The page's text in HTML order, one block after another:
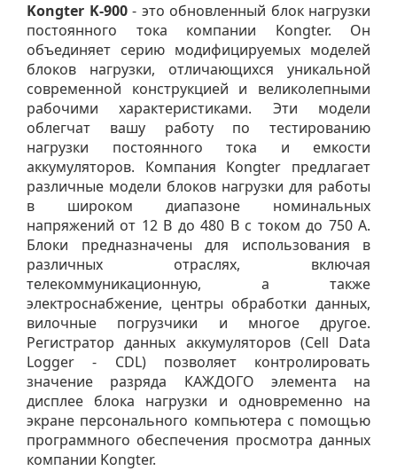
Kongter K-900- это обновленный блок нагрузки
постоянного тока компании Kongter. Он
объединяет серию модифицируемых моделей
блоков нагрузки, отличающихся уникальной
современной конструкцией и великолепными
рабочими характеристиками. Эти модели
облегчат вашу работу по тестированию
нагрузки постоянного тока и емкости
аккумуляторов. Компания Kongter предлагает
различные модели блоков нагрузки для работы
в широком диапазоне номинальных
напряжений от 12 В до 480 В с током до 750 А.
Блоки предназначены для использования в
различных отраслях, включая
телекоммуникационную, а также
электроснабжение, центры обработки данных,
вилочные погрузчики и многое другое.
Регистратор данных аккумуляторов (Cell Data
Logger - CDL) позволяет контролировать
значение разряда КАЖДОГО элемента на
дисплее блока нагрузки и одновременно на
экране персонального компьютера с помощью
программного обеспечения просмотра данных
компании Kongter.